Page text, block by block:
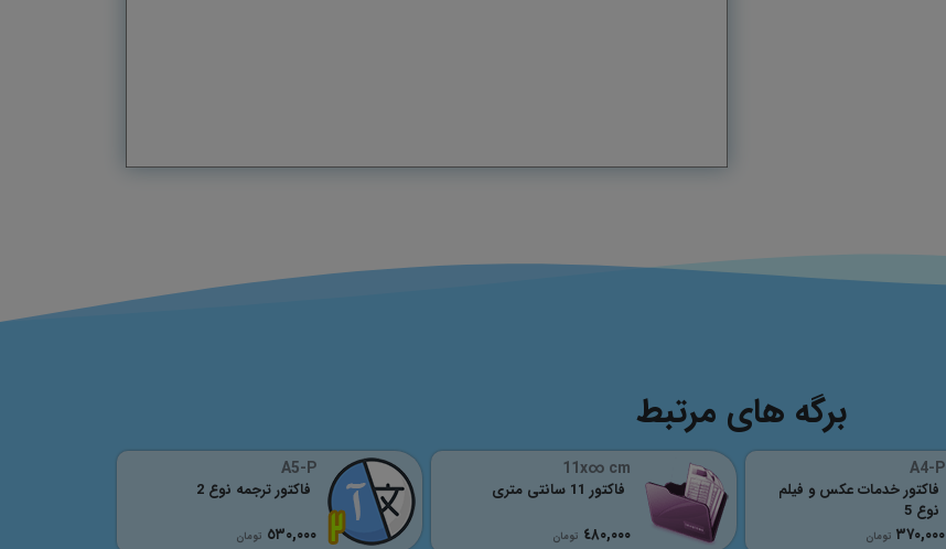
برگه های مرتبط
A4-P
٣٧٠,٠٠٠ تومان
فاکتور خدمات عکس و فیلم
نوع 5
11x∞ cm
٤٨٠,٠٠٠ تومان
فاکتور 11 سانتی متری
A5-P
٥٣٠,٠٠٠ تومان
فاکتور ترجمه نوع 2